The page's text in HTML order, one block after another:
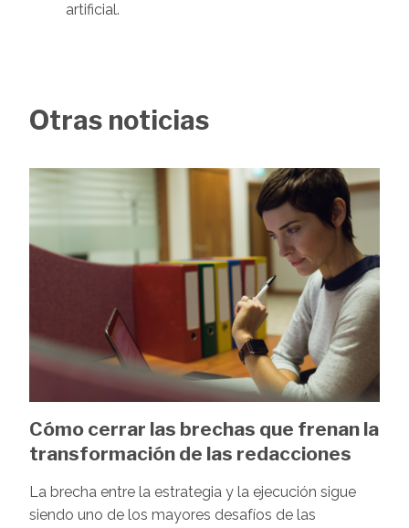
artificial.
Otras noticias
Image
Cómo cerrar las brechas que frenan la
transformación de las redacciones
La brecha entre la estrategia y la ejecución sigue
siendo uno de los mayores desafíos de las